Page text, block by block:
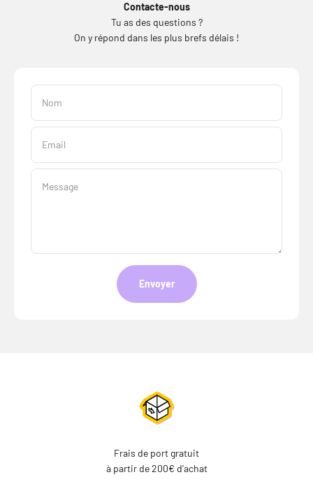
Contacte-nous
Tu as des questions ?
On y répond dans les plus brefs délais !
Nom
Email
Message
Envoyer
Frais de port gratuit
à partir de 200€ d'achat